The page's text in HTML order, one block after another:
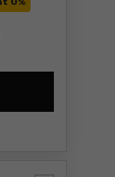
Makita